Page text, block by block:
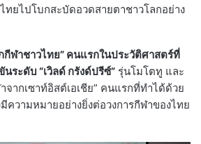
ทยไปโบกสะบัดอวดสายตาชาวโลกอย่าง
กีฬาชาวไทย” คนแรกในประวัติศาสตร์ที่
ระดับ “เวิลด์ กรังด์ปรีซ์” รุ่นโมโตทู และ
จากเซาท์อิสต์เอเชีย” คนแรกที่ทำได้ด้วย
ความหมายอย่างยิ่งต่อวงการกีฬาของไทย